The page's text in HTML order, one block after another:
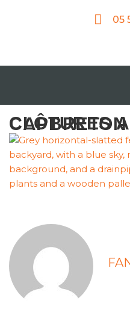
05
CLÔTURES ALUMINIUM CAPBRETON